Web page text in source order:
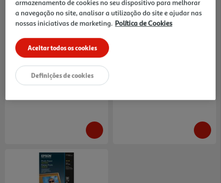
10x15cm (30 Folhas Brilhante)
8.99 €/un
8,99 €
4.3
armazenamento de cookies no seu dispositivo para melhorar
a navegação no site, analisar a utilização do site e ajudar nas
nossas iniciativas de marketing. Política de Cookies
Aceitar todos os cookies
Definições de cookies